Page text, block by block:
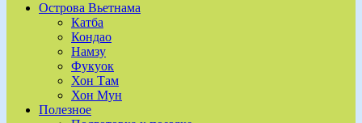
Острова Вьетнама
Катба
Кондао
Намзу
Фукуок
Хон Там
Хон Мун
Полезное